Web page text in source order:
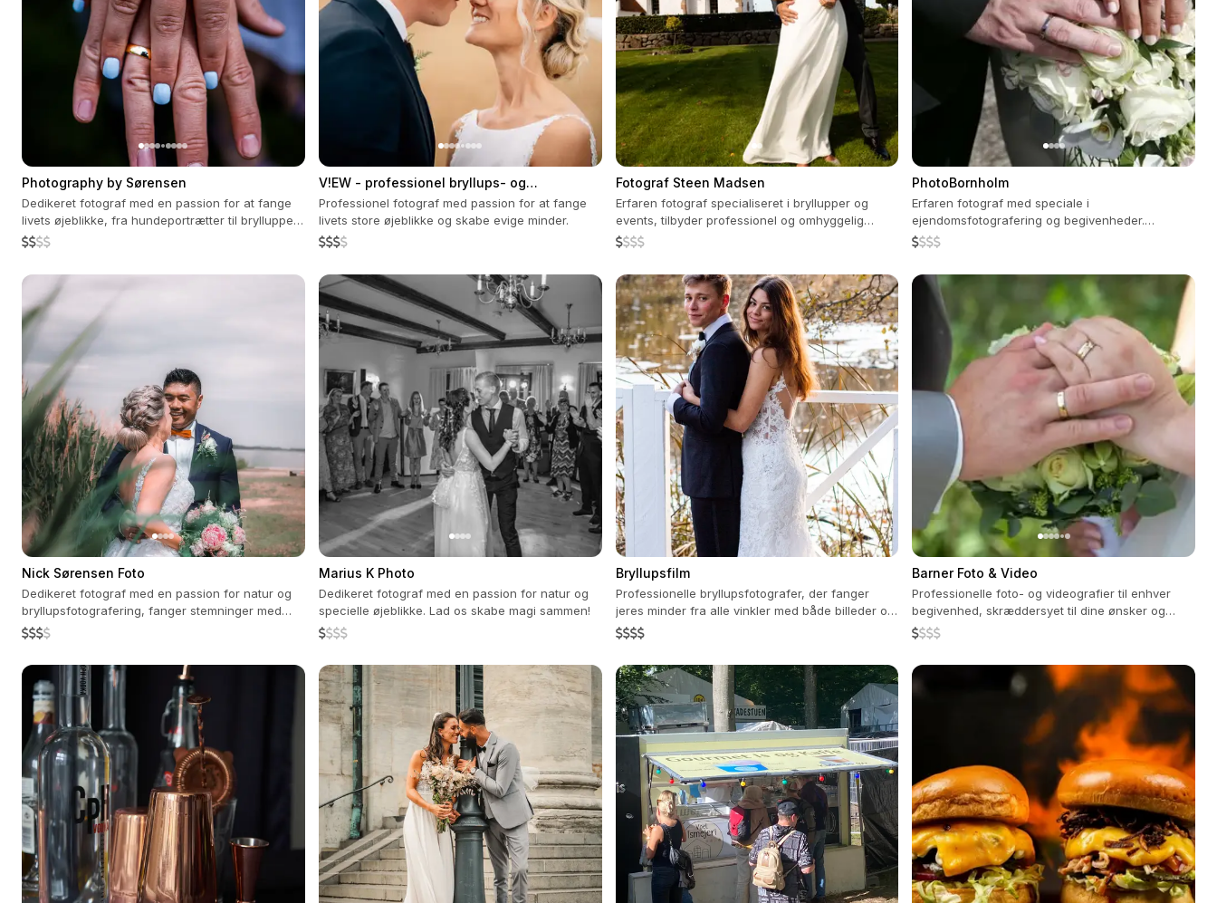
Photography by Sørensen
Dedikeret fotograf med en passion for at fange
livets øjeblikke, fra hundeportrætter til bryllupper
og mere.
V!EW - professionel bryllups- og
eventfotograf
Professionel fotograf med passion for at fange
livets store øjeblikke og skabe evige minder.
Fotograf Steen Madsen
Erfaren fotograf specialiseret i bryllupper og
events, tilbyder professionel og omhyggelig
service.
PhotoBornholm
Erfaren fotograf med speciale i
ejendomsfotografering og begivenheder.
Passioneret om natur og festlige lejligheder.
Nick Sørensen Foto
Dedikeret fotograf med en passion for natur og
bryllupsfotografering, fanger stemninger med
varme farver og ægte følelser.
Marius K Photo
Dedikeret fotograf med en passion for natur og
specielle øjeblikke. Lad os skabe magi sammen!
Bryllupsfilm
Professionelle bryllupsfotografer, der fanger
jeres minder fra alle vinkler med både billeder og
videoer.
Barner Foto & Video
Professionelle foto- og videografier til enhver
begivenhed, skræddersyet til dine ønsker og
behov.